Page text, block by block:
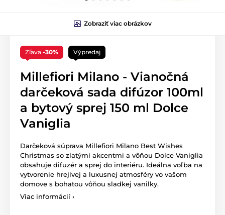
Zobraziť viac obrázkov
Zľava -30% Výpredaj
Millefiori Milano - Vianočná
darčeková sada difúzor 100ml
a bytový sprej 150 ml Dolce
Vaniglia
Darčeková súprava Millefiori Milano Best Wishes
Christmas so zlatými akcentmi a vôňou Dolce Vaniglia
obsahuje difuzér a sprej do interiéru. Ideálna voľba na
vytvorenie hrejivej a luxusnej atmosféry vo vašom
domove s bohatou vôňou sladkej vanilky.
Viac informácií ›